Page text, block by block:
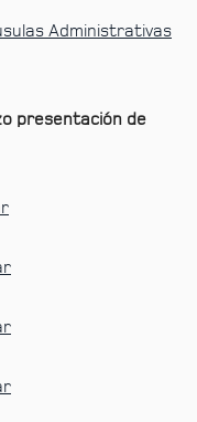
Administrativas
presentación de